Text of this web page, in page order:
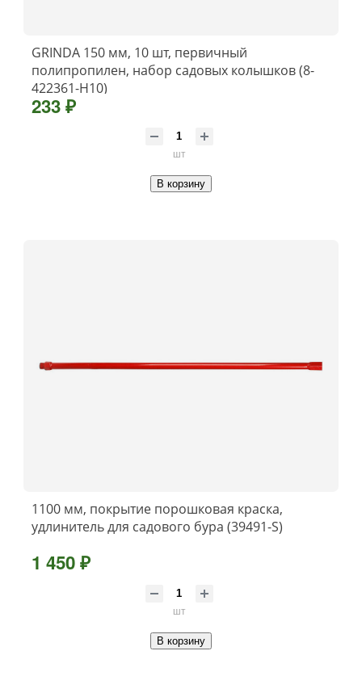
GRINDA 150 мм, 10 шт, первичный
полипропилен, набор садовых колышков (8-
422361-H10)
233 ₽
шт
В корзину
1100 мм, покрытие порошковая краска,
удлинитель для садового бура (39491-S)
1 450 ₽
шт
В корзину